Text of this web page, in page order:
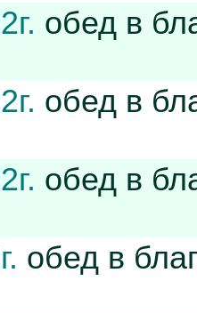
обед в
обед в
обед в
обед в